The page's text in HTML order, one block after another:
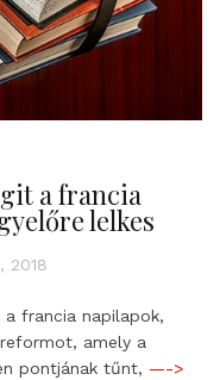
a francia
lelkes
2018
francia napilapok,
amely a
pontjának tűnt, —->